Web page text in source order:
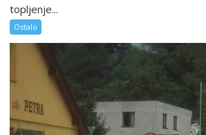
topljenje...
Ostalo